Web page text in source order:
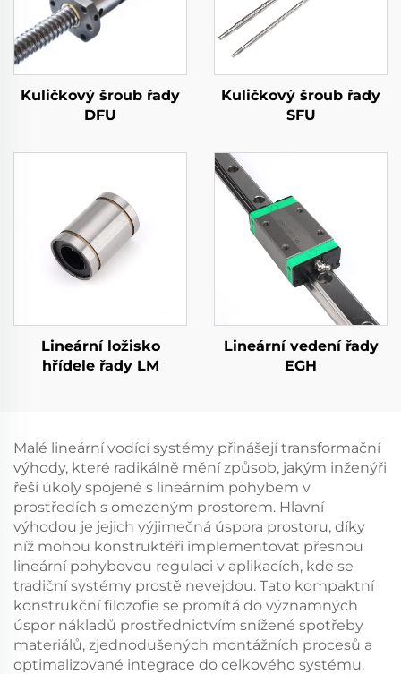
Kuličkový šroub řady
DFU
Kuličkový šroub řady
SFU
Lineární ložisko
hřídele řady LM
Lineární vedení řady
EGH
Malé lineární vodící systémy přinášejí transformační
výhody, které radikálně mění způsob, jakým inženýři
řeší úkoly spojené s lineárním pohybem v
prostředích s omezeným prostorem. Hlavní
výhodou je jejich výjimečná úspora prostoru, díky
níž mohou konstruktéři implementovat přesnou
lineární pohybovou regulaci v aplikacích, kde se
tradiční systémy prostě nevejdou. Tato kompaktní
konstrukční filozofie se promítá do významných
úspor nákladů prostřednictvím snížené spotřeby
materiálů, zjednodušených montážních procesů a
optimalizované integrace do celkového systému.